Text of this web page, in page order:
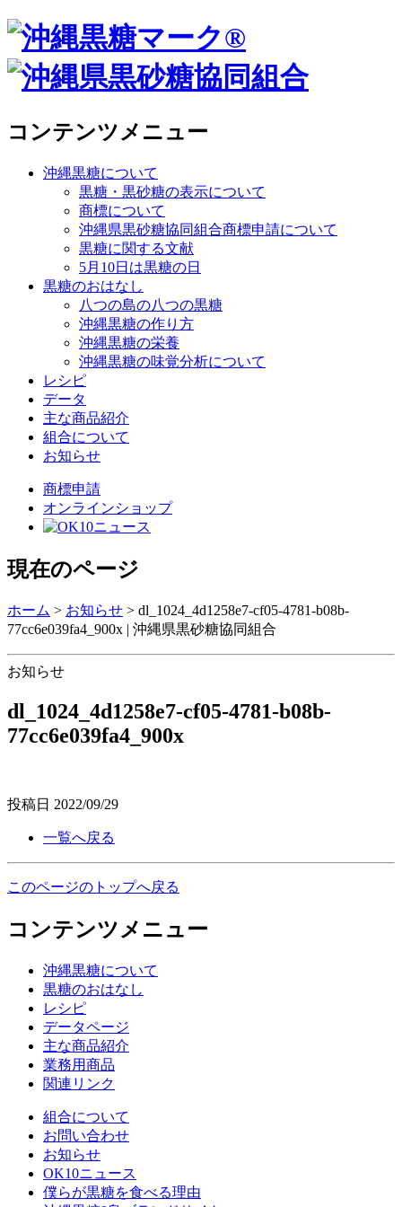
コンテンツメニュー
沖縄黒糖について
黒糖・黒砂糖の表示について
商標について
沖縄県黒砂糖協同組合商標申請について
黒糖に関する文献
5月10日は黒糖の日
黒糖のおはなし
八つの島の八つの黒糖
沖縄黒糖の作り方
沖縄黒糖の栄養
沖縄黒糖の味覚分析について
レシピ
データ
主な商品紹介
組合について
お知らせ
商標申請
オンラインショップ
現在のページ
ホーム > お知らせ > dl_1024_4d1258e7-cf05-4781-b08b-
77cc6e039fa4_900x | 沖縄県黒砂糖協同組合
お知らせ
dl_1024_4d1258e7-cf05-4781-b08b-
77cc6e039fa4_900x
投稿日 2022/09/29
一覧へ戻る
このページのトップへ戻る
コンテンツメニュー
沖縄黒糖について
黒糖のおはなし
レシピ
データページ
主な商品紹介
業務用商品
関連リンク
組合について
お問い合わせ
お知らせ
OK10ニュース
僕らが黒糖を食べる理由